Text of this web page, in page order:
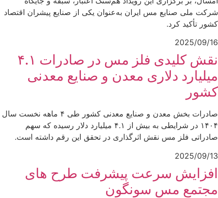
شرکت ملی صنایع مس ایران به‌عنوان یکی از صنایع پیشران اقتصاد
کشور تأکید کرد.
2025/09/16
نقش کلیدی فلز مس در صادرات ۴.۱
میلیارد دلاری معدن و صنایع معدنی
کشور
صادرات بخش معدن و صنایع معدنی کشور طی ۴ ماهه نخست سال
۱۴۰۴ در شرایطی به بیش از ۴.۱ میلیارد دلار رسیده که سهم
صادراتی فلز مس نقش اثرگذاری در تحقق این رقم داشته است.
2025/09/13
افزایش سرعت پیشرفت طرح های
مجتمع مس سونگون